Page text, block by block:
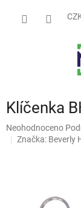
Klíčenka
Průměrné
hodnocení
Neohodnoceno
Značka: Beverly